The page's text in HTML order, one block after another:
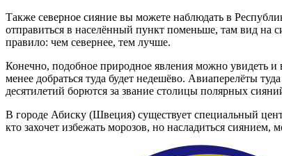
Также северное сияние вы можете наблюдать в
отправиться в населённый пункт поменьше, там вид на
правило: чем севернее, тем лучше.
Конечно, подобное природное явления можно увидеть
менее добраться туда будет недешёво. Авиаперелёты
десятилетий борются за звание столицы полярных
В городе Абиску (Швеция) существует специальный
кто захочет избежать морозов, но насладиться